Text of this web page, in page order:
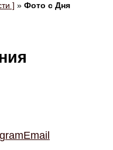
] » Фото с Дня
Email